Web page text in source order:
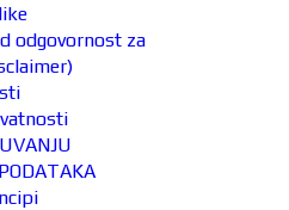
odgovornost za